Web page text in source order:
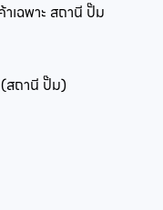
เฉพาะ สถานี ปั๊ม
(สถานี ปั๊ม)